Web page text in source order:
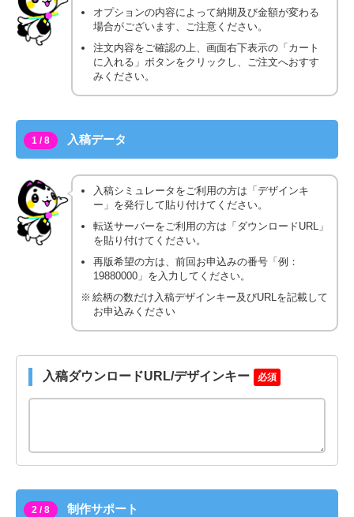
オプションの内容によって納期及び金額が変わる
場合がございます、ご注意ください。
注文内容をご確認の上、画面右下表示の「カート
に入れる」ボタンをクリックし、ご注文へおすす
みください。
1 / 8 入稿データ
入稿シミュレータをご利用の方は「デザインキ
ー」を発行して貼り付けてください。
転送サーバーをご利用の方は「ダウンロードURL」
を貼り付けてください。
再版希望の方は、前回お申込みの番号「例：
19880000」を入力してください。
絵柄の数だけ入稿デザインキー及びURLを記載して
お申込みください
入稿ダウンロードURL/デザインキー 必須
2 / 8 制作サポート